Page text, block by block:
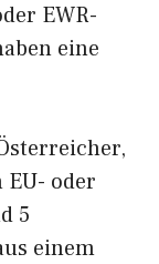
EWR-
eine
oder
5
einem